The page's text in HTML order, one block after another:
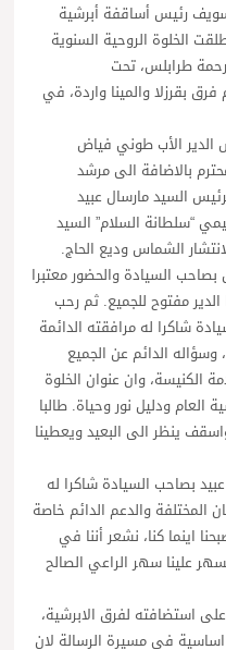
رئيس أساقفة أبرشية
الخلوة الروحية السنوية
طرابلس، تحت
بقرزلا والمينا واردة، في
الأب طوني فياض
بالاضافة الى مرشد
السيد مارسال عبيد
“سلطانة السلام” السيد
الشماس وديع الحاج.
السيادة والحضور معتبرا
الدير مفتوح للجميع. ثم رحب
شاكرا له مرافقته الدائمة
الدائم عن الجميع
الكنيسة، وان عنوان الخلوة
ودليل نور وحياة. طالبا
ينظر الى البعيد ويعطينا
بصاحب السيادة شاكرا له
المختلفة والدعم الدائم خاصة
اينما كنا، نشعر أننا في
علينا سهر الراعي الصالح
استضافته لفرق الابرشية،
اساسية في مسيرة الرسالة لان